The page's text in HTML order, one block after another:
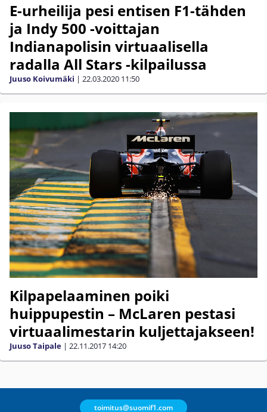
E-urheilija pesi entisen F1-tähden
ja Indy 500 -voittajan
Indianapolisin virtuaalisella
radalla All Stars -kilpailussa
Juuso Koivumäki | 22.03.2020 11:50
Kilpapelaaminen poiki
huippupestin – McLaren pestasi
virtuaalimestarin kuljettajakseen!
Juuso Taipale | 22.11.2017 14:20
toimitus@suomif1.com